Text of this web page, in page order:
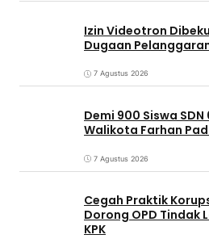
Izin Videotron
Dugaan
7 Agustus 2026
Demi 900 Siswa
Walikota Farhan
7 Agustus 2026
Cegah Praktik
Dorong OPD Tindak
KPK